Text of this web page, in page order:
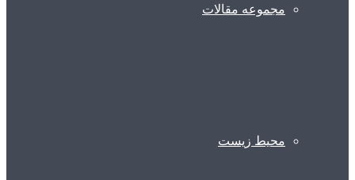
مجموعه مقالات
محیط زیست